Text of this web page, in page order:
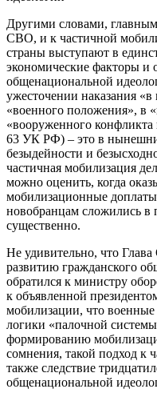
Другими словами,
СВО, и к частичной
страны выступают в
экономические факторы и
общенациональной
ужесточении наказания
«военного положения», в
«вооруженного конфликта
63 УК РФ) – это в
безыдейности и
частичная мобилизация
можно оценить, когда
мобилизационные
новобранцам сложились в
существенно.
Не удивительно, что
развитию гражданского
обратился к министру
к объявленной
мобилизации, что военные
логики «палочной
формированию
сомнения, такой подход к
также следствие
общенациональной